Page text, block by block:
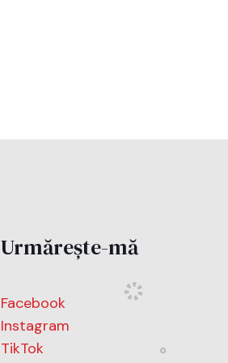
Urmărește-mă
Facebook
Instagram
TikTok